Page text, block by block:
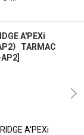
A'PEXi
）TARMAC
A'PEXi